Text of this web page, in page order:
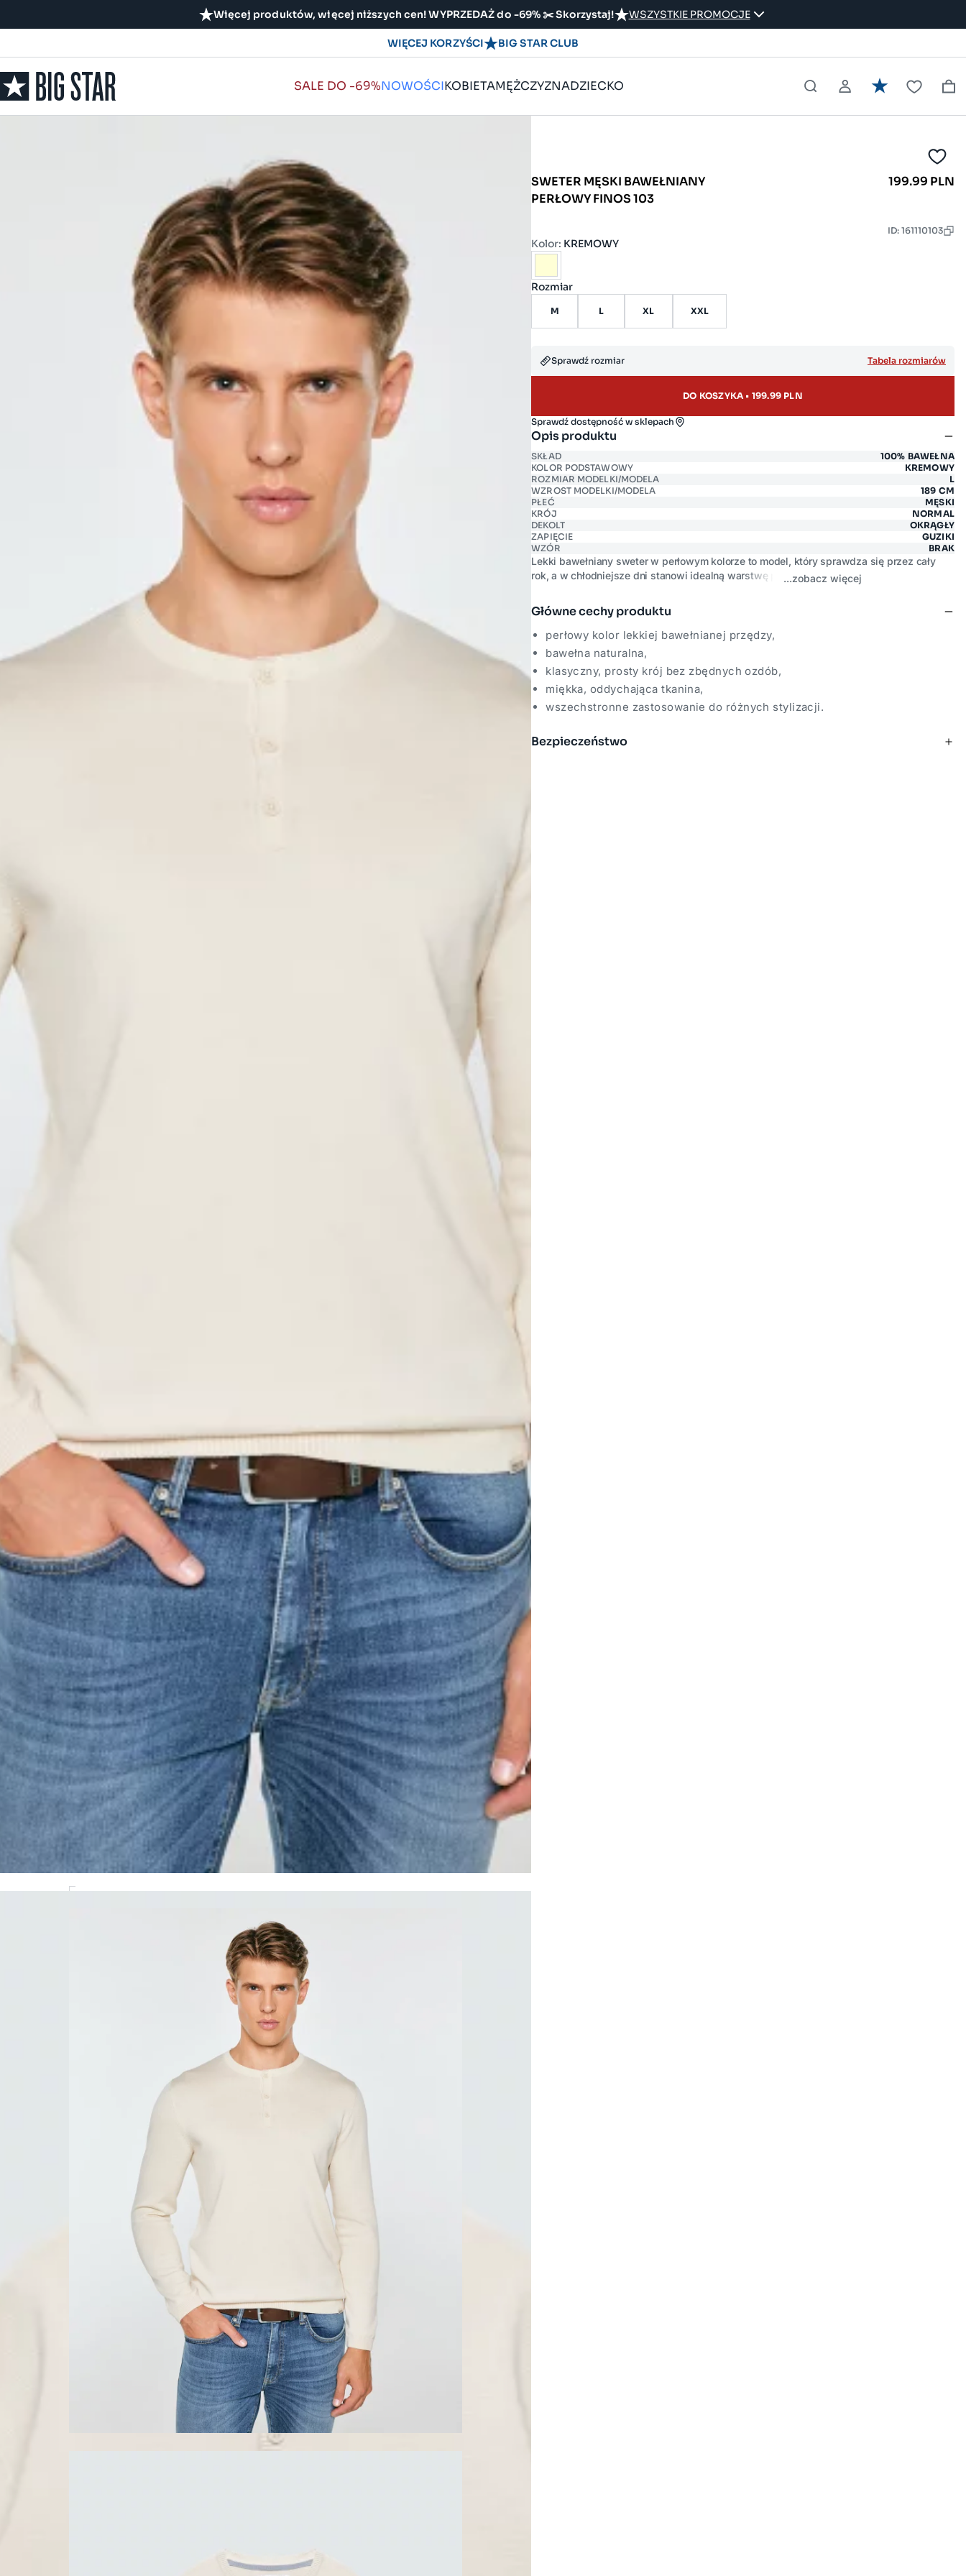
Więcej produktów, więcej niższych cen! WYPRZEDAŻ do -69% ✂️ Skorzystaj! WSZYSTKIE PROMOCJE
WIĘCEJ KORZYŚCI BIG STAR CLUB
SALE DO -69%NOWOŚCIKOBIETAMĘŻCZYZNADZIECKO
SWETER MĘSKI BAWEŁNIANY
PERŁOWY FINOS 103
199.99 PLN
ID: 161110103
Kolor: KREMOWY
Rozmiar
M L XL XXL
Sprawdź rozmiar Tabela rozmiarów
DO KOSZYKA • 199.99 PLN
Sprawdź dostępność w sklepach
Opis produktu
SKŁAD
100% BAWEŁNA
KOLOR PODSTAWOWY
KREMOWY
ROZMIAR MODELKI/MODELA
L
WZROST MODELKI/MODELA
189 CM
PŁEĆ
MĘSKI
KRÓJ
NORMAL
DEKOLT
OKRĄGŁY
ZAPIĘCIE
GUZIKI
WZÓR
BRAK
Lekki bawełniany sweter w perłowym kolorze to model, który sprawdza się przez cały
rok, a w chłodniejsze dni stanowi idealną warstwę pośrednią pod kurtkę lub płaszcz.
komfort noszenia bez uczucia przegrzewania.
ozdób sprawia, że sweter bez wysiłku łączy się z jeansami, chinosami i każdym innym
elementem garderoby.
...zobacz więcej
Główne cechy produktu
perłowy kolor lekkiej bawełnianej przędzy,
bawełna naturalna,
klasyczny, prosty krój bez zbędnych ozdób,
miękka, oddychająca tkanina,
wszechstronne zastosowanie do różnych stylizacji.
Bezpieczeństwo